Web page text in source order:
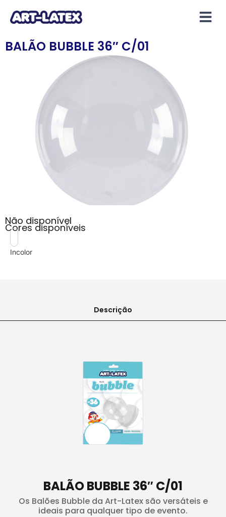
BALÃO BUBBLE 36″ C/01
Não disponível
Cores disponíveis
Incolor
Descrição
BALÃO BUBBLE 36″ C/01
Os Balões Bubble da Art-Latex são versáteis e
ideais para qualquer tipo de evento.